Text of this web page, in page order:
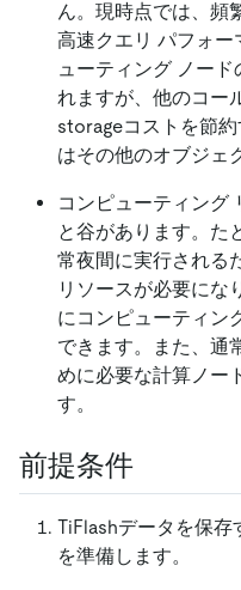
ん。現時点では、頻
高速クエリ パフォ
ューティング ノード
れますが、他のコー
storageコストを節
はその他のオブジェ
コンピューティング
と谷があります。た
常夜間に実行される
リソースが必要にな
にコンピューティン
できます。また、通
めに必要な計算ノー
す。
前提条件
TiFlashデータを保存
を準備します。